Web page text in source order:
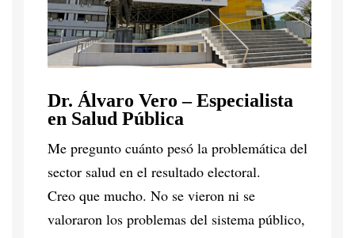
Dr. Álvaro Vero – Especialista
en Salud Pública
Me pregunto cuánto pesó la problemática del
sector salud en el resultado electoral.
Creo que mucho. No se vieron ni se
valoraron los problemas del sistema público,